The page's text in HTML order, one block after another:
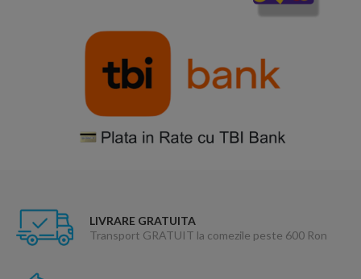
LIVRARE GRATUITA
Transport GRATUIT la comezile peste 600 Ron